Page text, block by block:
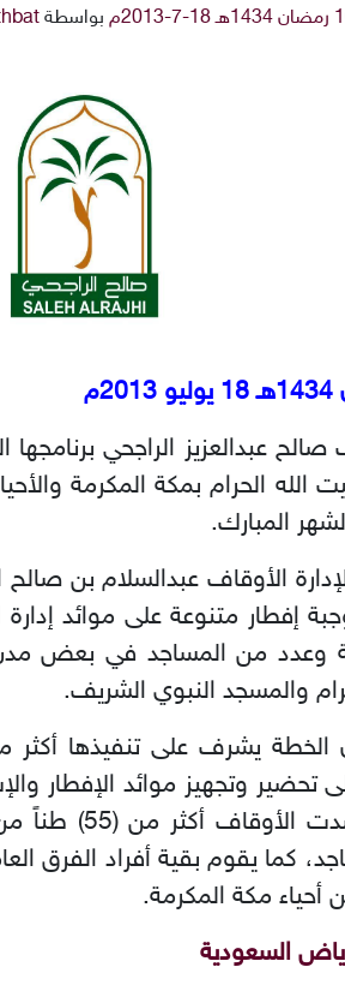
بواسطة
عبدالعزيز الراجحي
في بيت الله الحرام بمكة
المبارك.
الأوقاف عبدالسلام بن
إفطار متنوعة على موائد
وعدد من المساجد في بعض مدن
والمسجد النبوي الشريف.
تحضير وتجهيز موائد الإفطار
للصائمين،
كما يقوم بقية أفراد الفرق
أحياء مكة المكرمة.
السعودية